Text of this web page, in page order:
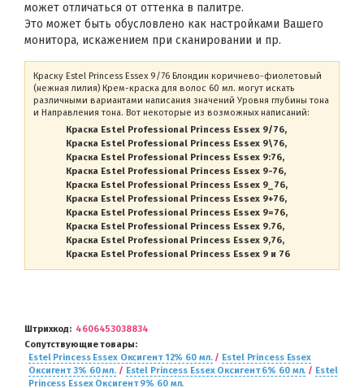
может отличаться от оттенка в палитре.
Это может быть обусловлено как настройками Вашего
монитора, искажением при сканировании и пр.
Краску Estel Princess Essex 9/76 Блондин коричнево-фиолетовый
(нежная лилия) Крем-краска для волос 60 мл. могут искать
различными вариантами написания значений Уровня глубины тона
и Направления тона. Вот некоторые из возможных написаний:
Краска Estel Professional Princess Essex 9/76
Краска Estel Professional Princess Essex 9\76
Краска Estel Professional Princess Essex 9:76
Краска Estel Professional Princess Essex 9-76
Краска Estel Professional Princess Essex 9_76
Краска Estel Professional Princess Essex 9+76
Краска Estel Professional Princess Essex 9=76
Краска Estel Professional Princess Essex 9.76
Краска Estel Professional Princess Essex 9,76
Краска Estel Professional Princess Essex 9 и 76
Штрихкод
4606453038834
Сопутствующие товары
Estel Princess Essex Оксигент 12% 60 мл./ Estel Princess Essex
Оксигент 3% 60 мл./ Estel Princess Essex Оксигент 6% 60 мл. / Estel
Princess Essex Оксигент 9% 60 мл.